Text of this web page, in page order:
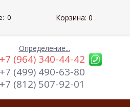
Определение...
+7 (964) 340-44-42
+7 (499) 490-63-80
+7 (812) 507-92-01
0 Корзина: 0